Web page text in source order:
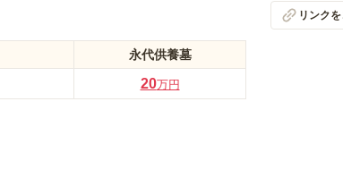
永代供養墓
20万円
リンク